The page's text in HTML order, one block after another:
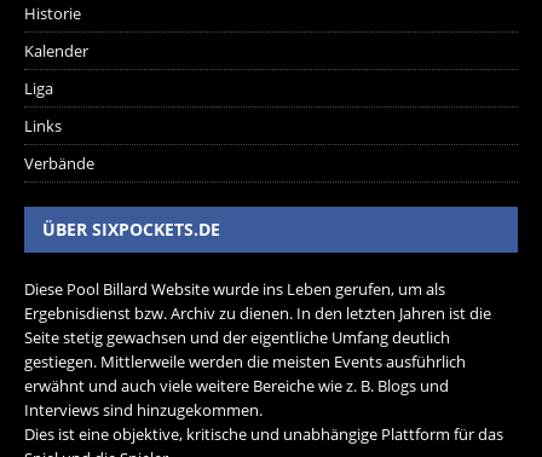
Historie
Kalender
Liga
Links
Verbände
ÜBER SIXPOCKETS.DE
Diese Pool Billard Website wurde ins Leben gerufen, um als
Ergebnisdienst bzw. Archiv zu dienen. In den letzten Jahren ist die
Seite stetig gewachsen und der eigentliche Umfang deutlich
gestiegen. Mittlerweile werden die meisten Events ausführlich
erwähnt und auch viele weitere Bereiche wie z. B. Blogs und
Interviews sind hinzugekommen.
Dies ist eine objektive, kritische und unabhängige Plattform für das